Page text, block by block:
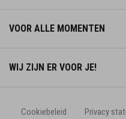
VOOR ALLE MOMENTEN
WIJ ZIJN ER VOOR JE!
Cookiebeleid Privacy